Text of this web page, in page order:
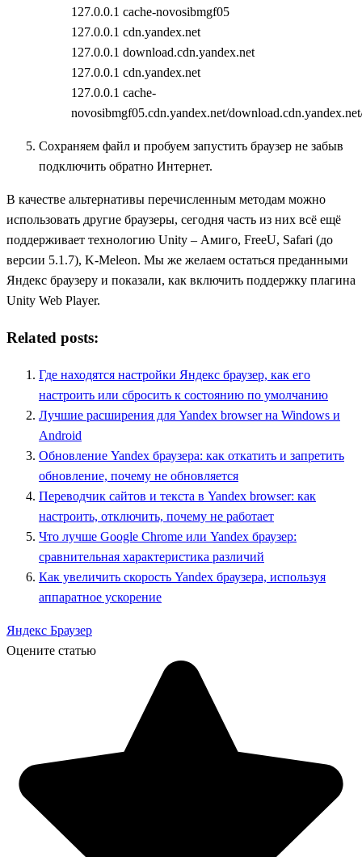
127.0.0.1 cache-novosibmgf05
127.0.0.1 cdn.yandex.net
127.0.0.1 download.cdn.yandex.net
127.0.0.1 cdn.yandex.net
127.0.0.1 cache-
novosibmgf05.cdn.yandex.net/
Сохраняем файл и пробуем запустить браузер не забыв
подключить обратно Интернет.
В качестве альтернативы перечисленным методам можно
использовать другие браузеры, сегодня часть из них всё ещё
поддерживает технологию Unity – Амиго, FreeU, Safari (до
версии 5.1.7), K-Meleon. Мы же желаем остаться преданными
Яндекс браузеру и показали, как включить поддержку плагина
Unity Web Player.
Related posts:
Где находятся настройки Яндекс браузер, как его
настроить или сбросить к состоянию по умолчанию
Лучшие расширения для Yandex browser на Windows и
Android
Обновление Yandex браузера: как откатить и запретить
обновление, почему не обновляется
Переводчик сайтов и текста в Yandex browser: как
настроить, отключить, почему не работает
Что лучше Google Chrome или Yandex браузер:
сравнительная характеристика различий
Как увеличить скорость Yandex браузера, используя
аппаратное ускорение
Яндекс Браузер
Оцените статью